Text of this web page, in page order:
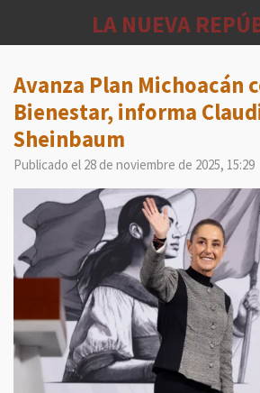
principal
LA NUEVA
Avanza Plan Michoacán
Bienestar, informa
Sheinbaum
Publicado el 28 de noviembre de 2025, 15:29